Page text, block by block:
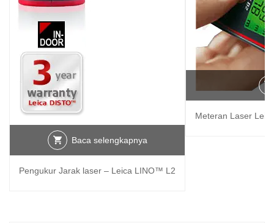
Baca selengkapnya
Pengukur Jarak laser – Leica LINO™ L2
Meteran Laser